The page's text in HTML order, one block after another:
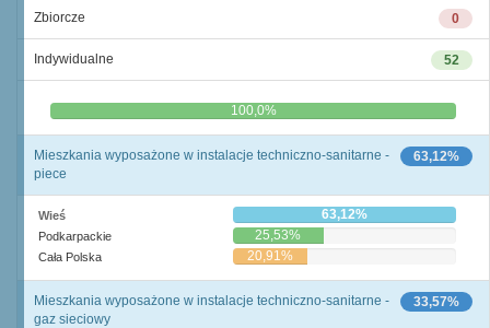
0
Zbiorcze
52
Indywidualne
0,0% 100,0%
63,12%
Mieszkania wyposażone w instalacje techniczno-sanitarne -
piece
Wieś 63,12%
Podkarpackie 25,53%
Cała Polska 20,91%
33,57%
Mieszkania wyposażone w instalacje techniczno-sanitarne -
gaz sieciowy